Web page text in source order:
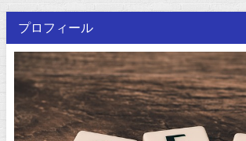
プロフィール